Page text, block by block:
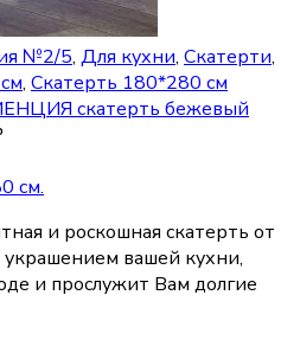
№2/5, Для кухни, Скатерти,
, Скатерть 180*280 см
скатерть бежевый
см.
и роскошная скатерть от
украшением вашей кухни,
и прослужит Вам долгие